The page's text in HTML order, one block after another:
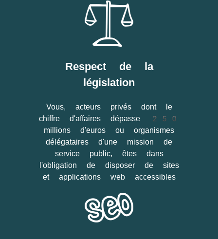
Respect de la
législation
Vous, acteurs privés dont le
chiffre d'affaires dépasse 250
millions d'euros ou organismes
délégataires d'une mission de
service public, êtes dans
l'obligation de disposer de sites
et applications web accessibles